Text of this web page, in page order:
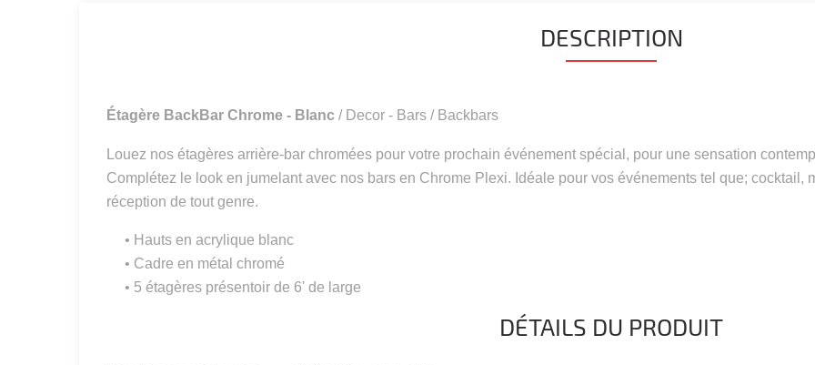
DESCRIPTION
Étagère BackBar Chrome - Blanc / Decor - Bars / Backbars
Louez nos étagères arrière-bar chromées pour votre prochain événement spécial, pour une sensation
Complétez le look en jumelant avec nos bars en Chrome Plexi. Idéale pour vos événements tel que; cocktail,
réception de tout genre.
• Hauts en acrylique blanc
• Cadre en métal chromé
• 5 étagères présentoir de 6' de large
DÉTAILS DU PRODUIT